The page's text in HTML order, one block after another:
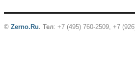
© Zerno.Ru. Тел: +7 (495) 760-2509, +7